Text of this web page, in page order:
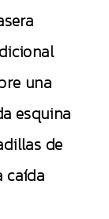
una
esquina
de
caída